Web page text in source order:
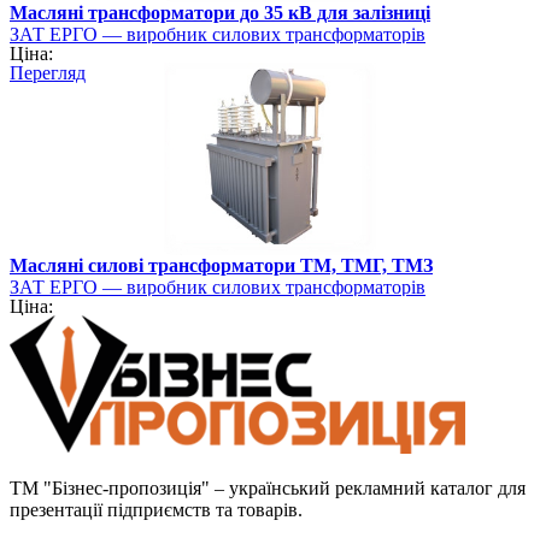
Масляні трансформатори до 35 кВ для залізниці
ЗАТ ЕРГО — виробник силових трансформаторів
Ціна:
Перегляд
Масляні силові трансформатори ТМ, ТМГ, ТМЗ
ЗАТ ЕРГО — виробник силових трансформаторів
Ціна:
ТМ "Бізнес-пропозиція" – український рекламний каталог для
презентації підприємств та товарів.